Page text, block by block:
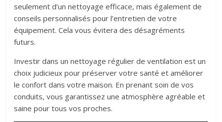
seulement d’un nettoyage efficace, mais également de
conseils personnalisés pour l’entretien de votre
équipement. Cela vous évitera des désagréments
futurs.
Investir dans un nettoyage régulier de ventilation est un
choix judicieux pour préserver votre santé et améliorer
le confort dans votre maison. En prenant soin de vos
conduits, vous garantissez une atmosphère agréable et
saine pour tous vos proches.